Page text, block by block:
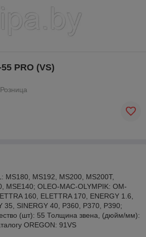
PRO (VS)
Розница
MS180, MS192, MS200, MS200T,
MSE140; OLEO-MAC-OLYMPIK: OM-
160, ELETTRA 170, ENERGY 1.6,
35, SINERGY 40, P360, P370, P390;
(шт): 55 Толщина звена, (дюйм/мм):
OREGON: 91VS